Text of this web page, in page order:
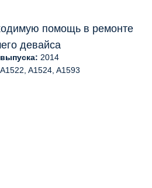
помощь в ремонте
девайса
2014
A1522, A1524, A1593